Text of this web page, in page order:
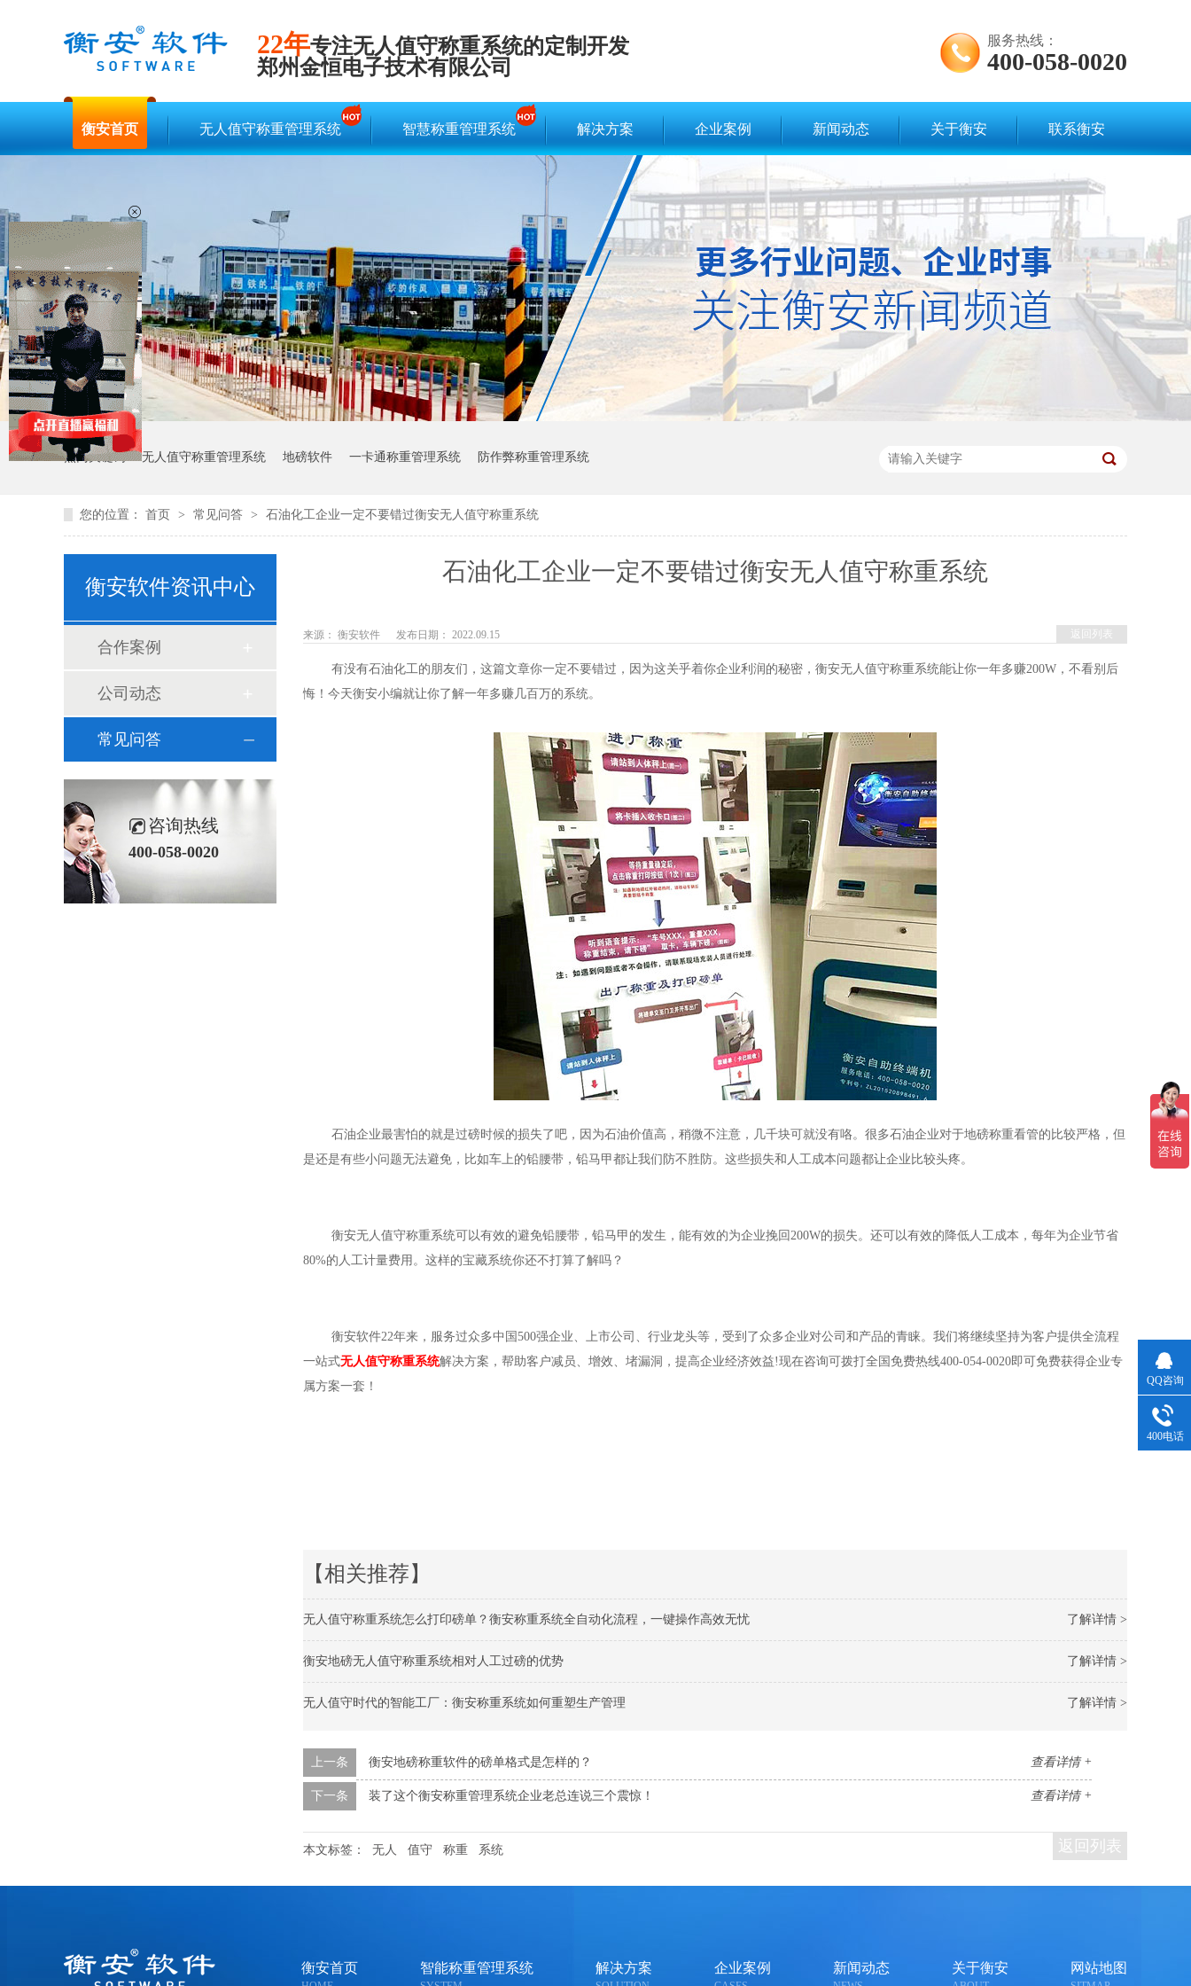
22年专注无人值守称重系统的定制开发
郑州金恒电子技术有限公司
服务热线：
400-058-0020
衡安首页 无人值守称重管理系统 智慧称重管理系统 解决方案 企业案例 新闻动态 关于衡安 联系衡安
热门关键词：无人值守称重管理系统 地磅软件 一卡通称重管理系统 防作弊称重管理系统
您的位置： 首页 > 常见问答 > 石油化工企业一定不要错过衡安无人值守称重系统
石油化工企业一定不要错过衡安无人值守称重系统
返回列表
来源： 衡安软件 发布日期： 2022.09.15
有没有石油化工的朋友们，这篇文章你一定不要错过，因为这关乎着你企业利润的秘密，衡安无人值守称重系统能让你一年多赚200W，不看别后
悔！今天衡安小编就让你了解一年多赚几百万的系统。
石油企业最害怕的就是过磅时候的损失了吧，因为石油价值高，稍微不注意，几千块可就没有咯。很多石油企业对于地磅称重看管的比较严格，但
是还是有些小问题无法避免，比如车上的铅腰带，铅马甲都让我们防不胜防。这些损失和人工成本问题都让企业比较头疼。
衡安无人值守称重系统可以有效的避免铅腰带，铅马甲的发生，能有效的为企业挽回200W的损失。还可以有效的降低人工成本，每年为企业节省
80%的人工计量费用。这样的宝藏系统你还不打算了解吗？
衡安软件22年来，服务过众多中国500强企业、上市公司、行业龙头等，受到了众多企业对公司和产品的青睐。我们将继续坚持为客户提供全流程
一站式无人值守称重系统解决方案，帮助客户减员、增效、堵漏洞，提高企业经济效益!现在咨询可拨打全国免费热线400-054-0020即可免费获得企业专
属方案一套！
【相关推荐】
了解详情 >
无人值守称重系统怎么打印磅单？衡安称重系统全自动化流程，一键操作高效无忧
了解详情 >
衡安地磅无人值守称重系统相对人工过磅的优势
了解详情 >
无人值守时代的智能工厂：衡安称重系统如何重塑生产管理
查看详情 +
上一条 衡安地磅称重软件的磅单格式是怎样的？
查看详情 +
下一条 装了这个衡安称重管理系统企业老总连说三个震惊！
返回列表
本文标签： 无人 值守 称重 系统
衡安软件资讯中心
合作案例
公司动态
常见问答
咨询热线
400-058-0020
衡安首页 智能称重管理系统 解决方案 企业案例 新闻动态 关于衡安 网站地图
QQ咨询
400电话